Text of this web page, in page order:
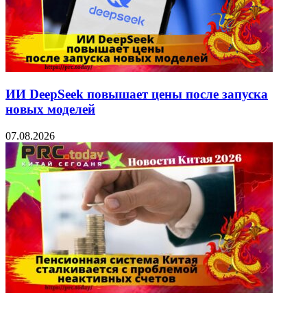
ИИ DeepSeek повышает цены после запуска
новых моделей
07.08.2026